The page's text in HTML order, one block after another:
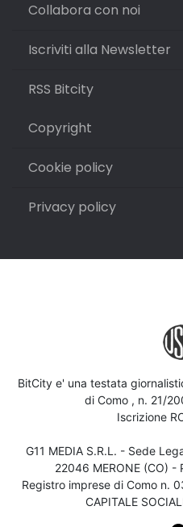
Collabora con noi
Iscriviti alla Newsletter
RSS Bitcity
Copyright
Cookie policy
Privacy policy
BitCity e' una testata
di Como , n. 21/
Iscrizione
G11 MEDIA S.R.L. - Sede
22046 MERONE (CO) -
Registro imprese di Como n.
CAPITALE